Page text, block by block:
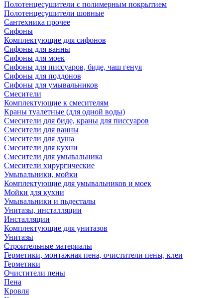
Полотенцесушители с полимерным покрытием
Полотенцесушители шовные
Сантехника прочее
Сифоны
Комплектующие для сифонов
Сифоны для ванны
Сифоны для моек
Сифоны для писсуаров, биде, чаш генуя
Сифоны для поддонов
Сифоны для умывальников
Смесители
Комплектующие к смесителям
Краны туалетные (для одной воды)
Смесители для биде, краны для писсуаров
Смесители для ванны
Смесители для душа
Смесители для кухни
Смесители для умывальника
Смесители хирургические
Умывальники, мойки
Комплектующие для умывальников и моек
Мойки для кухни
Умывальники и пьдесталы
Унитазы, инсталляции
Инсталляции
Комплектующие для унитазов
Унитазы
Строительные материалы
Герметики, монтажная пена, очистители пены, клеи
Герметики
Очистители пены
Пена
Кровля